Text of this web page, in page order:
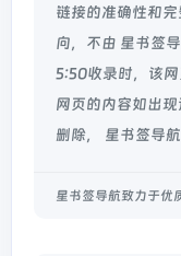
链接的准确性和
向，不由 星书签
5:50收录时，该
网页的内容如出
删除， 星书签导
星书签导航致力于优